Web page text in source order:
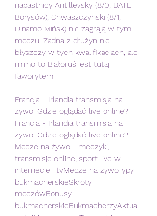
napastnicy Antillevsky (8/0, BATE
Borysów), Chwaszczyński (8/1,
Dinamo Mińsk) nie zagrają w tym
meczu. Żadna z drużyn nie
błyszczy w tych kwalifikacjach, ale
mimo to Białoruś jest tutaj
faworytem.
Francja - Irlandia transmisja na
żywo. Gdzie oglądać live online?
﻿Francja - Irlandia transmisja na
żywo. Gdzie oglądać live online?
Mecze na żywo - meczyki,
transmisje online, sport live w
internecie i tvMecze na żywoTypy
bukmacherskieSkróty
meczówBonusy
bukmacherskieBukmacherzyAktual